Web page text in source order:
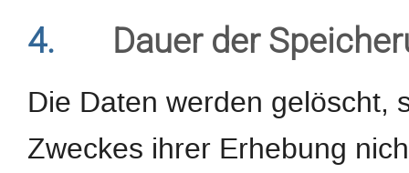
4. Dauer der
Die Daten werden gelöscht,
Zweckes ihrer Erhebung